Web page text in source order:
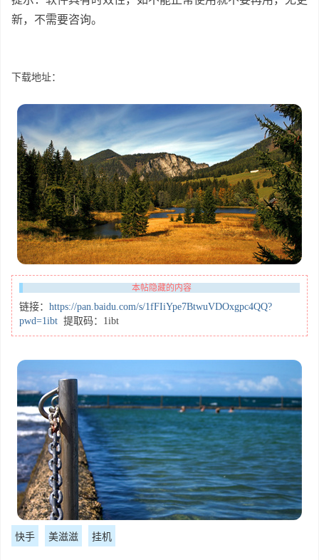
新，不需要咨询。
下载地址：
本帖隐藏的内容
链接： https://pan.baidu.com/s/1fFIiYpe7BtwuVDOxgpc4QQ?
pwd=1ibt 提取码：1ibt
快手 美滋滋 挂机